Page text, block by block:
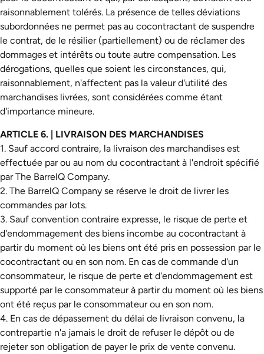
raisonnablement tolérés. La présence de telles déviations
subordonnées ne permet pas au cocontractant de suspendre
le contrat, de le résilier (partiellement) ou de réclamer des
dommages et intérêts ou toute autre compensation. Les
dérogations, quelles que soient les circonstances, qui,
raisonnablement, n'affectent pas la valeur d'utilité des
marchandises livrées, sont considérées comme étant
d'importance mineure.
ARTICLE 6. | LIVRAISON DES MARCHANDISES
1. Sauf accord contraire, la livraison des marchandises est
effectuée par ou au nom du cocontractant à l'endroit spécifié
par The BarrelQ Company.
2. The BarrelQ Company se réserve le droit de livrer les
commandes par lots.
3. Sauf convention contraire expresse, le risque de perte et
d'endommagement des biens incombe au cocontractant à
partir du moment où les biens ont été pris en possession par le
cocontractant ou en son nom. En cas de commande d'un
consommateur, le risque de perte et d'endommagement est
supporté par le consommateur à partir du moment où les biens
ont été reçus par le consommateur ou en son nom.
4. En cas de dépassement du délai de livraison convenu, la
contrepartie n'a jamais le droit de refuser le dépôt ou de
rejeter son obligation de payer le prix de vente convenu.